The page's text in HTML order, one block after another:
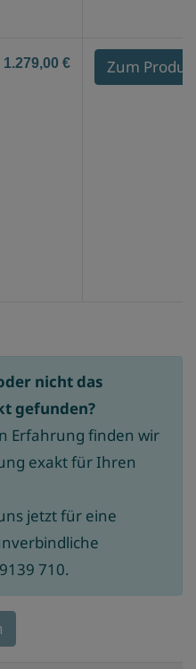
1.279,00 € Zum
nicht das
gefunden?
Erfahrung finden wir
exakt für Ihren
jetzt für eine
710.